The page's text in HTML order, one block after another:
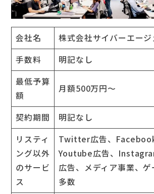
会社名
株式会社サイバーエージ
手数料
明記なし
最低予算
額
月額500万円～
契約期間
明記なし
リスティ
ング以外
のサービ
ス
Twitter広告、Facebook
Youtube広告、
広告、メディア事業、
多数